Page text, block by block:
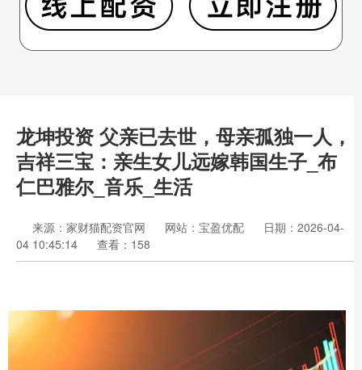
龙坤投资 父亲已去世，母亲孤独一人，
吉祥三宝：亲生女儿远嫁韩国生子_布
仁巴雅尔_音乐_生活
来源：家财猫配资官网 网站：宝盈优配
日期：2026-04-
04 10:45:14
查看：158